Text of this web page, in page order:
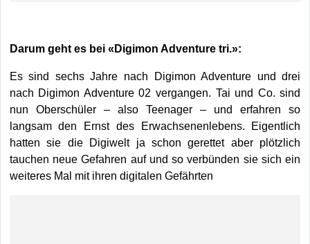
Darum geht es bei «Digimon Adventure tri.»:
Es sind sechs Jahre nach Digimon Adventure und drei
nach Digimon Adventure 02 vergangen. Tai und Co. sind
nun Oberschüler – also Teenager – und erfahren so
langsam den Ernst des Erwachsenenlebens. Eigentlich
hatten sie die Digiwelt ja schon gerettet aber plötzlich
tauchen neue Gefahren auf und so verbünden sie sich ein
weiteres Mal mit ihren digitalen Gefährten